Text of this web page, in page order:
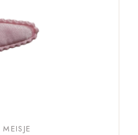
MEISJE